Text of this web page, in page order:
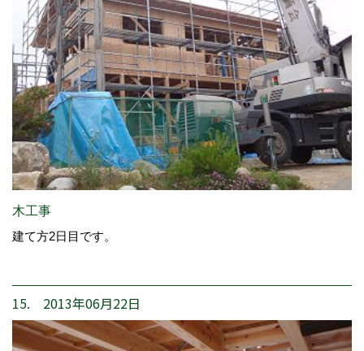
木工事
建て方2日目です。
15. 2013年06月22日